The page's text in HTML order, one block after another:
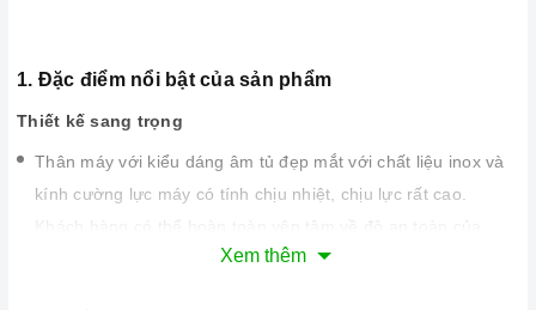
1. Đặc điểm nổi bật của sản phẩm
Thiết kế sang trọng
Thân máy với kiểu dáng âm tủ đẹp mắt với chất liệu inox và
kính cường lực máy có tính chịu nhiệt, chịu lực rất cao.
Khách hàng có thể hoàn toàn yên tâm về độ an toàn của
Xem thêm